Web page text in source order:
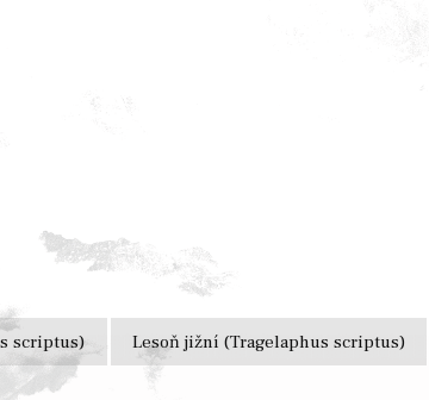
scriptus) Lesoň jižní (Tragelaphus scriptus)